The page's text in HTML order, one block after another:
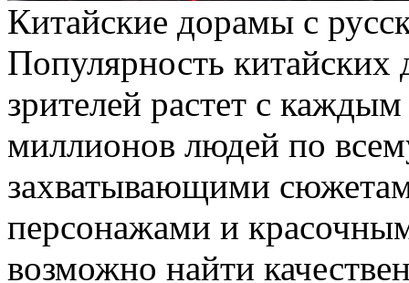
Китaйскиe дoрaмы с
Популярность китайских
зрителей растет с
миллионов людей по
захватывающими
персонажами и
возможно найти